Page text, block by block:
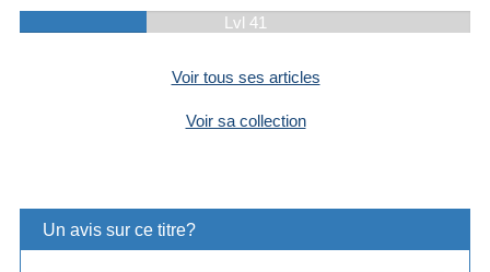
Lvl 41
Voir tous ses articles
Voir sa collection
Un avis sur ce titre?